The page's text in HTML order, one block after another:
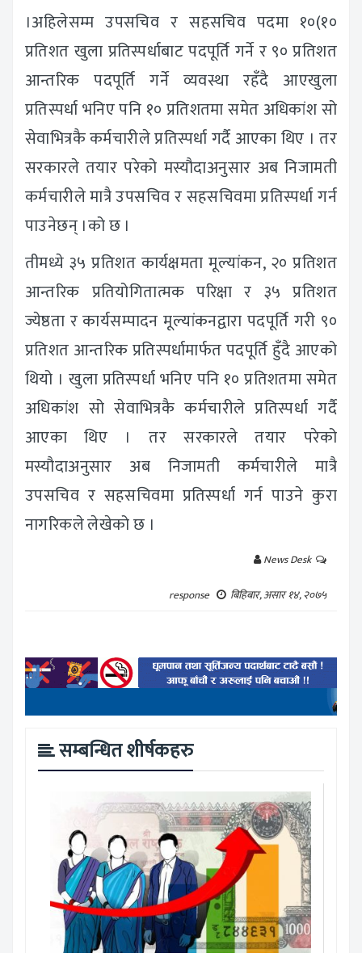
।अहिलेसम्म उपसचिव र सहसचिव पदमा १०(१०
प्रतिशत खुला प्रतिस्पर्धाबाट पदपूर्ति गर्ने र ९० प्रतिशत
आन्तरिक पदपूर्ति गर्ने व्यवस्था रहँदै आएखुला
प्रतिस्पर्धा भनिए पनि १० प्रतिशतमा समेत अधिकांश सो
सेवाभित्रकै कर्मचारीले प्रतिस्पर्धा गर्दै आएका थिए । तर
सरकारले तयार परेको मस्यौदाअनुसार अब निजामती
कर्मचारीले मात्रै उपसचिव र सहसचिवमा प्रतिस्पर्धा गर्न
पाउनेछन् ।को छ ।
तीमध्ये ३५ प्रतिशत कार्यक्षमता मूल्यांकन, २० प्रतिशत
आन्तरिक प्रतियोगितात्मक परिक्षा र ३५ प्रतिशत
ज्येष्ठता र कार्यसम्पादन मूल्यांकनद्वारा पदपूर्ति गरी ९०
प्रतिशत आन्तरिक प्रतिस्पर्धामार्फत पदपूर्ति हुँदै आएको
थियो । खुला प्रतिस्पर्धा भनिए पनि १० प्रतिशतमा समेत
अधिकांश सो सेवाभित्रकै कर्मचारीले प्रतिस्पर्धा गर्दै
आएका थिए । तर सरकारले तयार परेको
मस्यौदाअनुसार अब निजामती कर्मचारीले मात्रै
उपसचिव र सहसचिवमा प्रतिस्पर्धा गर्न पाउने कुरा
नागरिकले लेखेको छ ।
News Desk
response
बिहिबार, असार १४, २०७५
सम्बन्धित शीर्षकहरु